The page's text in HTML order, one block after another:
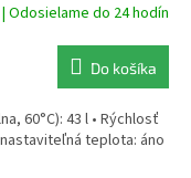
Odosielame do 24 hodín
Do košíka
60°C): 43 l • Rýchlosť
teplota: áno